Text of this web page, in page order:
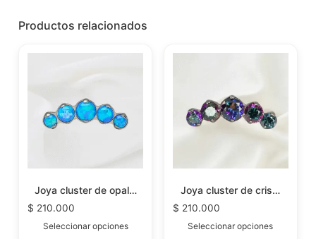
Productos relacionados
Joya cluster de opal…
$ 210.000
Seleccionar opciones
Joya cluster de cris…
$ 210.000
Seleccionar opciones